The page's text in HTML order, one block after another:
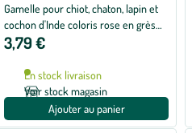
Gamelle pour chiot, chaton, lapin et
cochon d'Inde coloris rose en grès
Scruffs ma première gamelle – 13 x 13
3,79 €
En stock livraison
Voir stock magasin
Ajouter au panier